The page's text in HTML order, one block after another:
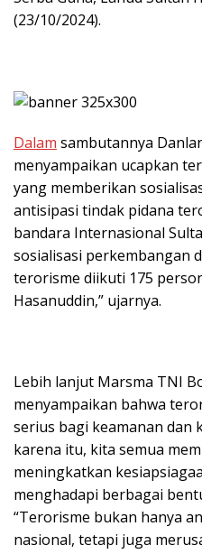
(23/10/2024).
Dalam sambutannya
menyampaikan ucapkan
yang memberikan
antisipasi tindak pidana
bandara Internasional
sosialisasi perkembangan
terorisme diikuti 175
Hasanuddin,” ujarnya.
Lebih lanjut Marsma TNI
menyampaikan bahwa
serius bagi keamanan dan
karena itu, kita semua
meningkatkan
menghadapi berbagai
“Terorisme bukan hanya
nasional, tetapi juga